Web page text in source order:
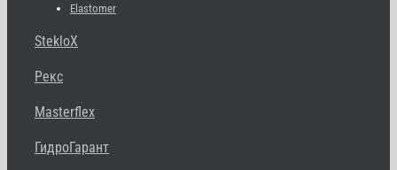
Elastomer
StekloX
Рекс
Masterflex
ГидроГарант